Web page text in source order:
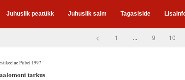
Juhuslik peatükk Juhuslik salm Tagasiside
< 1 ... 9 10
Piibel 1997
tarkus